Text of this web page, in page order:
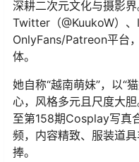
深耕二次元文化与摄影
Twitter（@KuukoW）
OnlyFans/Patreon平台
体。
她自称“越南萌妹”，以“
心，风格多元且尺度大
至第158期Cosplay写真
频，内容精致、服装道
捧。